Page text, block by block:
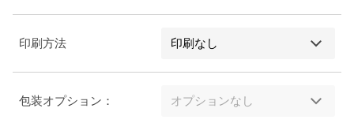
印刷方法
包装オプション：